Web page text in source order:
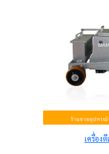
เครื่อง